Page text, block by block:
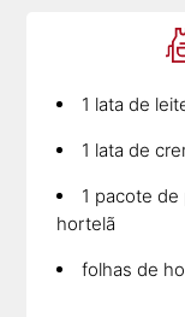
1 lata de
1 lata de
1 pacote
hortelã
folhas de